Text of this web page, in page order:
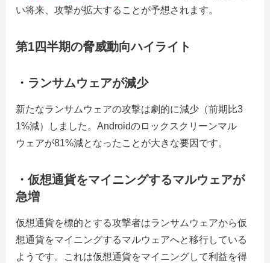
い将来、攻撃が拡大することが予想されます。
第1四半期の脅威動向ハイライト
・ ランサムウェアが減少
新たなランサムウェアの攻撃は劇的に減少（前期比3
1%減）しました。Androidのロックスクリーンマル
ウェアが81%減となったことが大きな要因です。
・仮想通貨をマイニングするマルウェアが
急増
仮想通貨を標的とする攻撃者はランサムウェアから仮
想通貨をマイニングするマルウェアへと移行している
ようです。これは仮想通貨をマイニングして利益を得